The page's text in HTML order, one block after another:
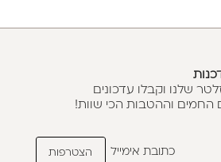
שלנו וקבלו עדכונים
החמים וההטבות הכי שוות!